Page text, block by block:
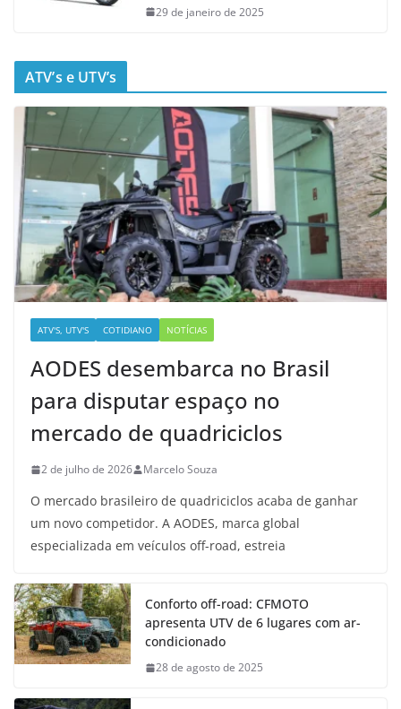
29 de janeiro de 2025
ATV’s e UTV’s
ATV'S, UTV'S COTIDIANO NOTÍCIAS
AODES desembarca no Brasil
para disputar espaço no
mercado de quadriciclos
2 de julho de 2026 Marcelo Souza
O mercado brasileiro de quadriciclos acaba de ganhar
um novo competidor. A AODES, marca global
especializada em veículos off-road, estreia
Conforto off-road: CFMOTO
apresenta UTV de 6 lugares com ar-
condicionado
28 de agosto de 2025